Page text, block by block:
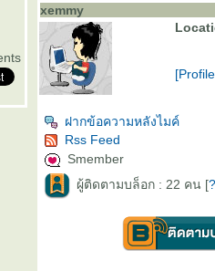
xemmy
ฝากข้อความหลังไมค์
Rss Feed
Smember
ผู้ติดตามบล็อก : 22 คน [?